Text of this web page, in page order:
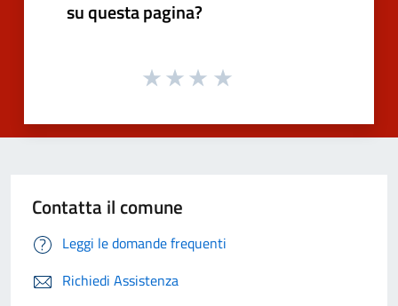
su questa pagina?
Contatta il comune
Leggi le domande frequenti
Richiedi Assistenza